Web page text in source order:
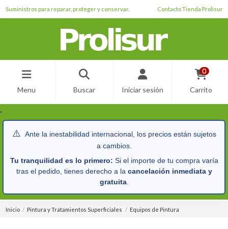
Suministros para reparar, proteger y conservar. Contacto Tienda Prolisur
Menu Buscar Iniciar sesión
0
Carrito
.
⚠️ Ante la inestabilidad internacional, los precios están sujetos
a cambios.
Tu tranquilidad es lo primero: Si el importe de tu compra varía
tras el pedido, tienes derecho a la cancelación inmediata y
gratuita.
Inicio Pintura y Tratamientos Superficiales Equipos de Pintura